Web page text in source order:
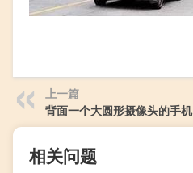
上一篇
背面一个大圆形摄像头的手机
相关问题